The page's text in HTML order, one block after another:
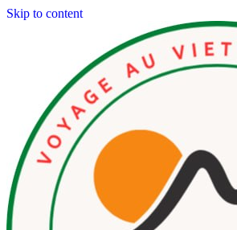
Skip to content